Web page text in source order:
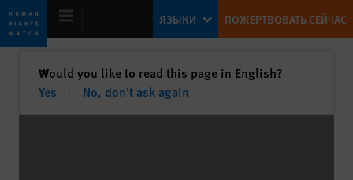
Skip
to
cookie
privacy
Skip
to
main
content
World Report 2013
ЯЗЫКИ ПОЖЕРТВОВАТЬ СЕЙЧАС
Would you like to read this page in English?
Yes
No, don't ask again
✕закрыть